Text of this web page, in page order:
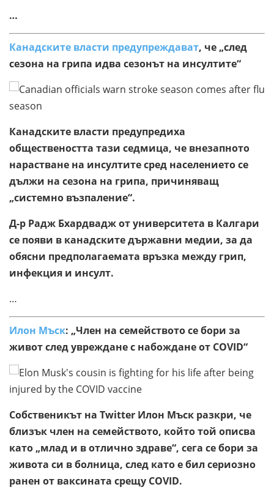
…
Канадските власти предупреждават, че „след
сезона на грипа идва сезонът на инсултите“
Канадските власти предупредиха
обществеността тази седмица, че внезапното
нарастване на инсултите сред населението се
дължи на сезона на грипа, причиняващ
„системно възпаление“.
Д-р Радж Бхардвадж от университета в Калгари
се появи в канадските държавни медии, за да
обясни предполагаемата връзка между грип,
инфекция и инсулт.
…
Илон Мъск: „Член на семейството се бори за
живот след увреждане с набождане от COVID“
Собственикът на Twitter Илон Мъск разкри, че
близък член на семейството, който той описва
като „млад и в отлично здраве“, сега се бори за
живота си в болница, след като е бил сериозно
ранен от ваксината срещу COVID.